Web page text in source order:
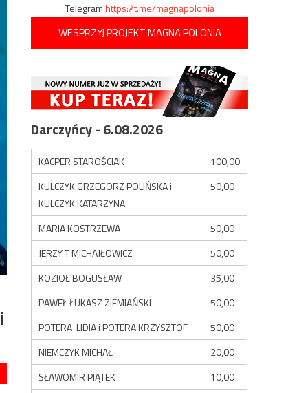
Telegramhttps://t.me/magnapolonia
WESPRZYJ PROJEKT MAGNA POLONIA
Darczyńcy - 6.08.2026
KACPER STAROŚCIAK
100,00
KULCZYK GRZEGORZ POLIŃSKA i
KULCZYK KATARZYNA
50,00
MARIA KOSTRZEWA
50,00
JERZY T MICHAJŁOWICZ
50,00
KOZIOŁ BOGUSŁAW
35,00
PAWEŁ ŁUKASZ ZIEMIAŃSKI
50,00
POTERA LIDIA i POTERA KRZYSZTOF
50,00
NIEMCZYK MICHAŁ
20,00
SŁAWOMIR PIĄTEK
10,00